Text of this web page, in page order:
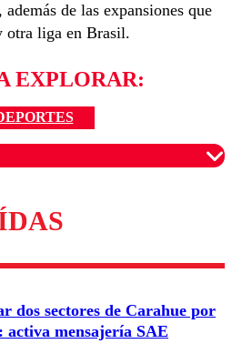
, además de las expansiones que
otra liga en Brasil.
EXPLORAR:
para garantizar un
respetuoso.
dos sectores de Carahue por
activa mensajería SAE